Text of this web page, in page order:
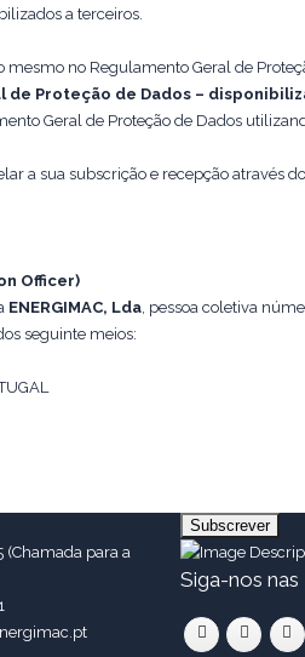
a terceiros.
no Regulamento Geral de
de Proteção de Dados –
Geral de Proteção de Dados
a sua subscrição e recepção através
Officer)
ENERGIMAC, Lda, pessoa coletiva
seguinte meios:
(Chamada para a
Siga-nos nas
Política de Privacidade & Cookies